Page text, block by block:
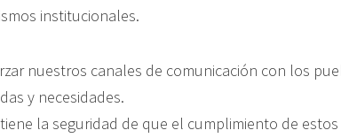
institucionales.
nuestros canales de comunicación con los
y necesidades.
tiene la seguridad de que el cumplimiento de